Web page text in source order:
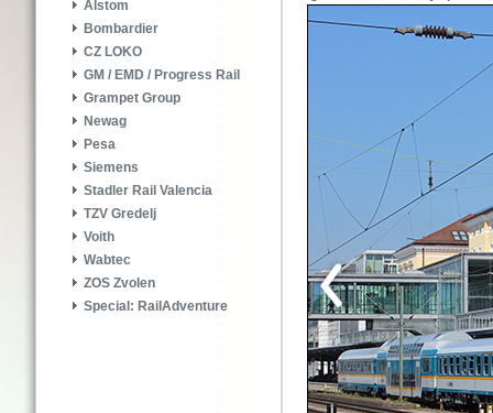
Alstom
Bombardier
CZ LOKO
GM / EMD / Progress Rail
Grampet Group
Newag
Pesa
Siemens
Stadler Rail Valencia
TZV Gredelj
Voith
Wabtec
ZOS Zvolen
Special: RailAdventure